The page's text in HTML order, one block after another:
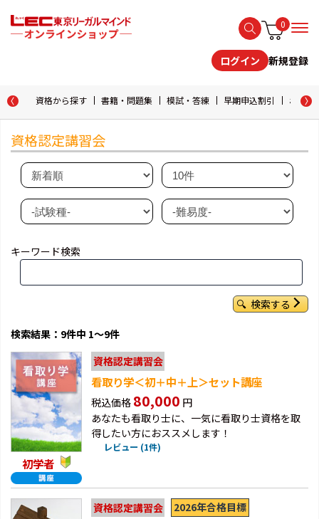
0
ログイン 新規登録
資格から探す 書籍・問題集 模試・答練 早期申込割引 おため
資格認定講習会
キーワード検索
検索する
検索結果：9件中 1～9件
初学者
資格認定講習会
看取り学＜初＋中＋上＞セット講座
税込価格 80,000 円
あなたも看取り士に、一気に看取り士資格を取
得したい方におススメします！
レビュー (1件)
資格認定講習会 2026年合格目標